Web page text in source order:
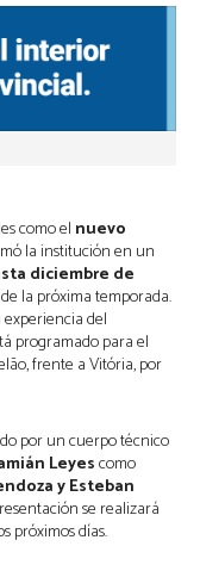
como el nuevo
la institución en un
diciembre de
la próxima temporada.
del
programado para el
frente a Vitória, por
por un cuerpo técnico
Leyescomo
y Esteban
se realizará
próximos días.